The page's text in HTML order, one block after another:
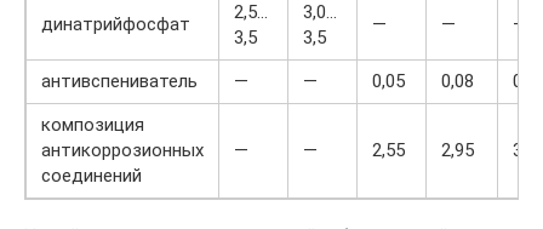
динатрийфосфат
2,5…
3,5
3,0…
3,5
— — —
антивспениватель — — 0,05 0,08
композиция
антикоррозионных
соединений
— — 2,55 2,95 3,5